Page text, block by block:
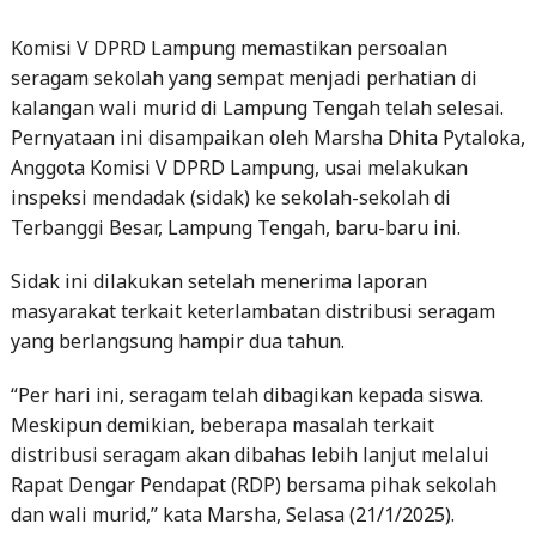
Komisi V DPRD Lampung memastikan persoalan
seragam sekolah yang sempat menjadi perhatian di
kalangan wali murid di Lampung Tengah telah selesai.
Pernyataan ini disampaikan oleh Marsha Dhita Pytaloka,
Anggota Komisi V DPRD Lampung, usai melakukan
inspeksi mendadak (sidak) ke sekolah-sekolah di
Terbanggi Besar, Lampung Tengah, baru-baru ini.
Sidak ini dilakukan setelah menerima laporan
masyarakat terkait keterlambatan distribusi seragam
yang berlangsung hampir dua tahun.
“Per hari ini, seragam telah dibagikan kepada siswa.
Meskipun demikian, beberapa masalah terkait
distribusi seragam akan dibahas lebih lanjut melalui
Rapat Dengar Pendapat (RDP) bersama pihak sekolah
dan wali murid,” kata Marsha, Selasa (21/1/2025).